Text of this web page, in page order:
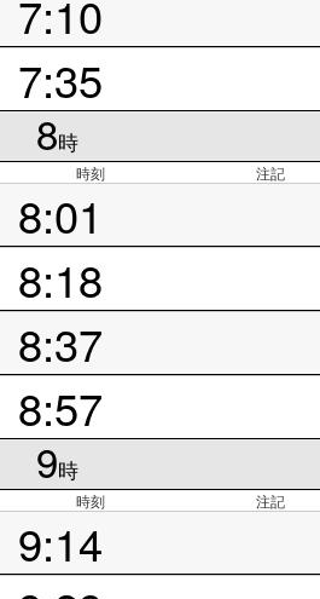
7:10
7:35
8時
時刻 注記
8:01
8:18
8:37
8:57
9時
時刻 注記
9:14